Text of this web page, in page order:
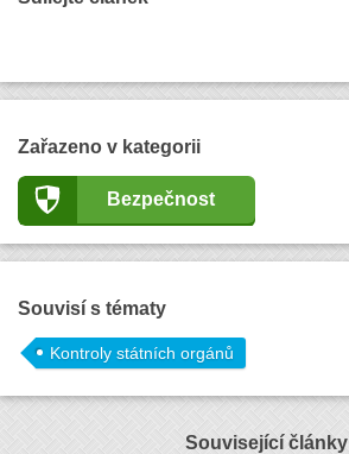
Zařazeno v kategorii
Bezpečnost
Souvisí s tématy
Kontroly státních orgánů
Související články